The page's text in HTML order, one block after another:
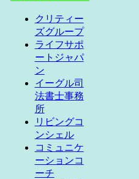
クリティー
ズグループ
ライフサポ
ートジャパ
ン
イーグル司
法書士事務
所
リビングコ
ンシェル
コミュニケ
ーションコ
ーチ